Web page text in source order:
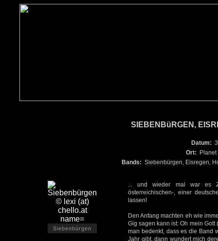
SIEBENBüRGEN,
Datum:
Ort:
Bands: Siebenbürgen, Eisregen,
Siebenbürgen
... und wieder mal war es
österreichischen-, einer
lassen!
Den Anfang machten eh wie
Gig sagen kann ist: Oh mein
man bedenkt, dass es die Band
Jahr gibt, dann wundert mich